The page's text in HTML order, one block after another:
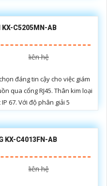
KX-C5205MN-AB
liên hệ
đáng tin cậy cho việc giám
qua cổng RJ45. Thân kim loại
67. Với độ phân giải 5
KX-C4013FN-AB
liên hệ